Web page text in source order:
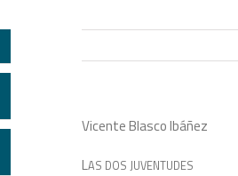
Vicente Blasco Ibáñez
LAS DOS JUVENTUDES